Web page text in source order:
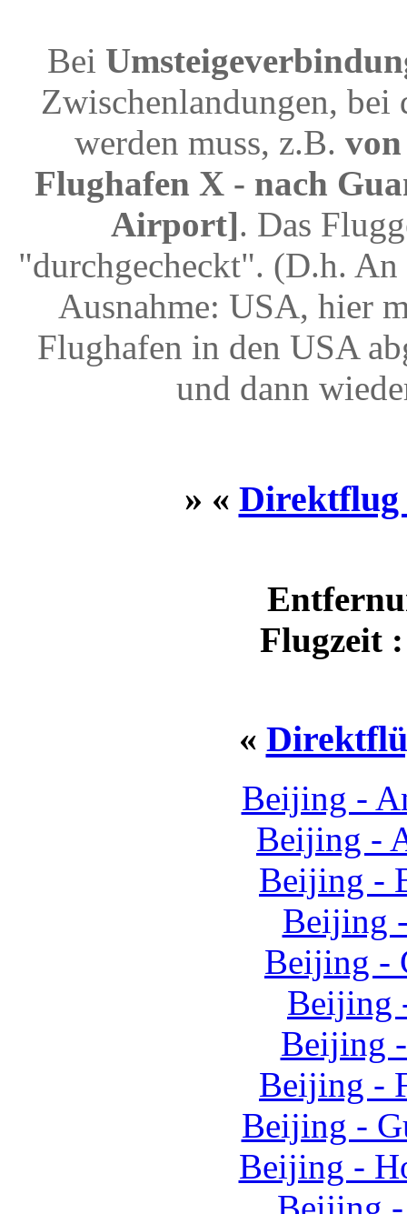
Bei
Zwischenlandungen, bei
werden muss, z.B.
Flughafen X - nach
Airport]. Das
"durchgecheckt". (D.h.
Ausnahme: USA, hier
Flughafen in den USA
und dann
» « Direktflug
Flugzeit
«
Beijing -
Beijing -
Beijing -
Beijing
Beijing -
Beijing
Beijing
Beijing -
Beijing -
Beijing -